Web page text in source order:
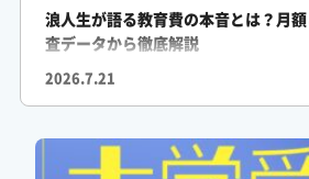
がくしん: なるほどそして3つ目が受験戦
ふみか: 戦略?
がくしん: ええ志望大学の入試傾向をち
の低い分野に時間をかけすぎてしまった
浪人生が語る教育費の本音とは？月
査データから徹底解説
2026.7.21